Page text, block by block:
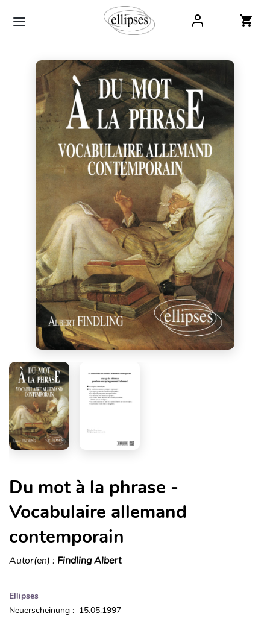
Du mot à la phrase -
Vocabulaire allemand
contemporain
Autor(en) : Findling Albert
Ellipses
Neuerscheinung : 15.05.1997